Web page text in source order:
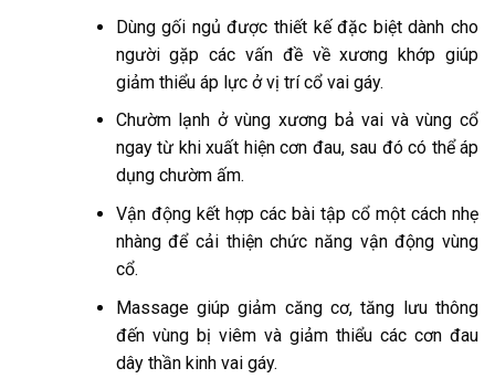
Dùng gối ngủ được thiết kế đặc biệt dành cho
người gặp các vấn đề về xương khớp giúp
giảm thiểu áp lực ở vị trí cổ vai gáy.
Chườm lạnh ở vùng xương bả vai và vùng cổ
ngay từ khi xuất hiện cơn đau, sau đó có thể áp
dụng chườm ấm.
Vận động kết hợp các bài tập cổ một cách nhẹ
nhàng để cải thiện chức năng vận động vùng
cổ.
Massage giúp giảm căng cơ, tăng lưu thông
đến vùng bị viêm và giảm thiểu các cơn đau
dây thần kinh vai gáy.